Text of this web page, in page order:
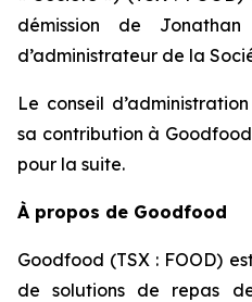
démission de
d’administrateur de la
Le conseil
sa contribution à
pour la suite.
À propos de Goodfood
Goodfood (TSX : FOOD)
de solutions de repas